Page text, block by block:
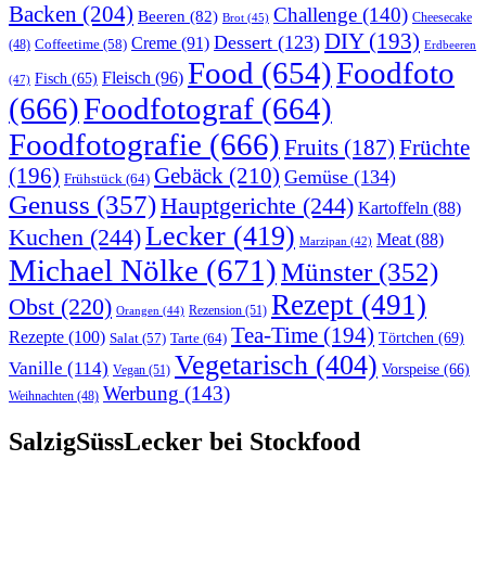
Backen (204) Beeren (82) Brot (45) Challenge (140) Cheesecake
(48) Coffeetime (58) Creme (91) Dessert (123) DIY(193) Erdbeeren
(47) Fisch (65) Fleisch (96) Food (654)Foodfoto
(666)Foodfotograf (664)
Foodfotografie (666) Fruits (187) Früchte
(196) Frühstück (64) Gebäck (210) Gemüse (134)
Genuss (357)Hauptgerichte (244) Kartoffeln (88)
Kuchen (244)Lecker (419) Marzipan (42) Meat (88)
Michael Nölke (671)Münster(352)
Obst (220) Orangen (44) Rezension (51) Rezept (491)
Rezepte (100) Salat (57) Tarte (64) Tea-Time (194) Törtchen (69)
Vanille (114) Vegan (51) Vegetarisch (404) Vorspeise (66)
Weihnachten (48) Werbung (143)
SalzigSüssLecker bei Stockfood